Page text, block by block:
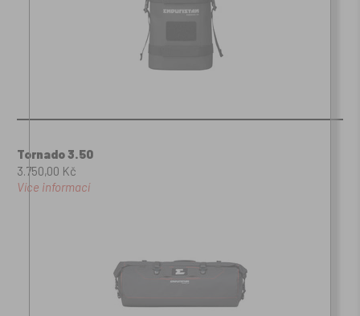
Tornado 3.50
3.750,00 Kč
Více informací